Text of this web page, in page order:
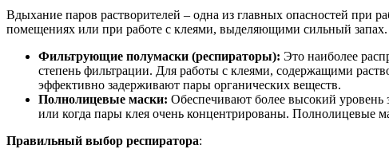
Вдыхание паров растворителей – одна из главных опасностей при
помещениях или при работе с клеями, выделяющими сильный запах.
Фильтрующие полумаски (респираторы): Это наиболее
степень фильтрации. Для работы с клеями, содержащими
эффективно задерживают пары органических веществ.
Полнолицевые маски: Обеспечивают более высокий уровень
или когда пары клея очень концентрированы. Полнолицевые
Правильный выбор респиратора: